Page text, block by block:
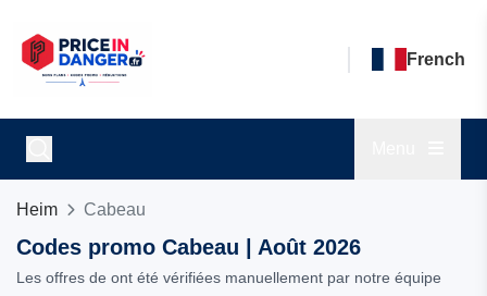
French
Heim Cabeau
Codes promo Cabeau | Août 2026
Les offres de ont été vérifiées manuellement par notre équipe